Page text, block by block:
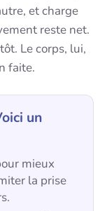
et charge
reste net.
Le corps, lui,
faite.
un
mieux
la prise